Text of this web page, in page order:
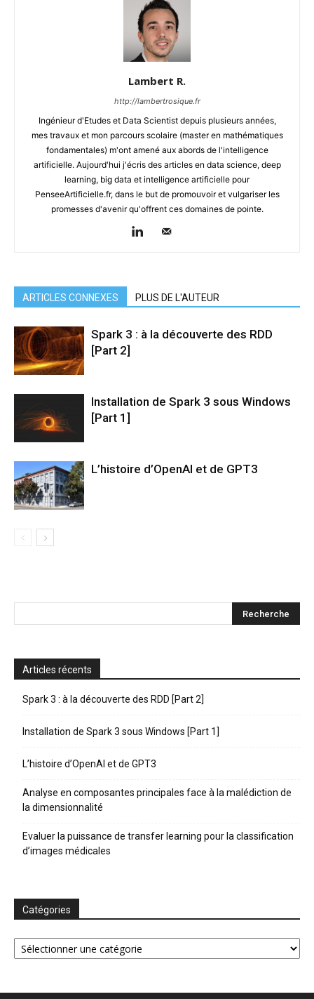
Lambert R.
http://lambertrosique.fr
Ingénieur d'Etudes et Data Scientist depuis plusieurs années,
mes travaux et mon parcours scolaire (master en mathématiques
fondamentales) m'ont amené aux abords de l'intelligence
artificielle. Aujourd'hui j'écris des articles en data science, deep
learning, big data et intelligence artificielle pour
PenseeArtificielle.fr, dans le but de promouvoir et vulgariser les
promesses d'avenir qu'offrent ces domaines de pointe.
ARTICLES CONNEXES PLUS DE L'AUTEUR
Spark 3 : à la découverte des RDD
[Part 2]
Installation de Spark 3 sous Windows
[Part 1]
L’histoire d’OpenAI et de GPT3
Articles récents
Spark 3 : à la découverte des RDD [Part 2]
Installation de Spark 3 sous Windows [Part 1]
L’histoire d’OpenAI et de GPT3
Analyse en composantes principales face à la malédiction de
la dimensionnalité
Evaluer la puissance de transfer learning pour la classification
d’images médicales
Catégories
Catégories